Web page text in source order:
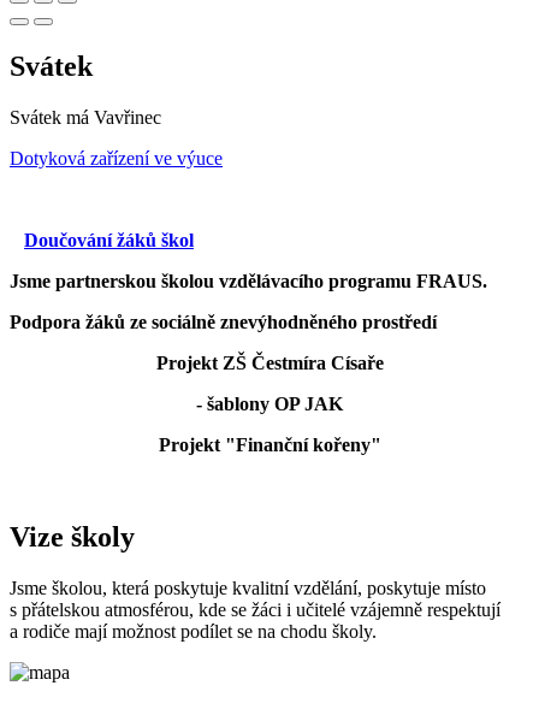
Svátek
Svátek má Vavřinec
Dotyková zařízení ve výuce
Doučování žáků škol
Jsme partnerskou školou vzdělávacího programu FRAUS.
Podpora žáků ze sociálně znevýhodněného prostředí
Projekt ZŠ Čestmíra Císaře
- šablony OP JAK
Projekt "Finanční kořeny"
Vize školy
Jsme školou, která poskytuje kvalitní vzdělání, poskytuje místo
s přátelskou atmosférou, kde se žáci i učitelé vzájemně respektují
a rodiče mají možnost podílet se na chodu školy.